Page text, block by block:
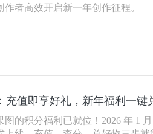
者高效开启新一年创作征程。
充值即享好礼，新年福利一键
的积分福利已就位！2026 年 1